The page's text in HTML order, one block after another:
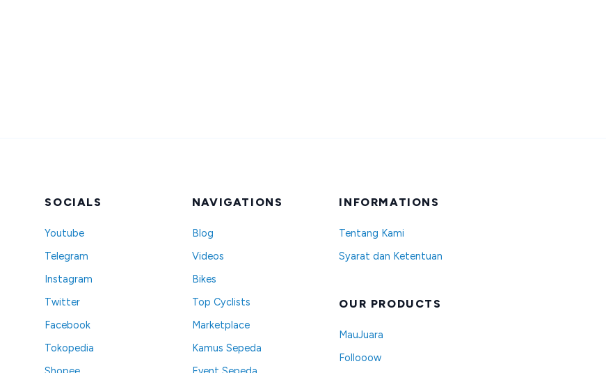
SOCIALS
Youtube
Telegram
Instagram
Twitter
Facebook
Tokopedia
NAVIGATIONS
Blog
Videos
Bikes
Top Cyclists
Marketplace
Kamus Sepeda
INFORMATIONS
Tentang Kami
Syarat dan Ketentuan
OUR PRODUCTS
MauJuara
Follooow